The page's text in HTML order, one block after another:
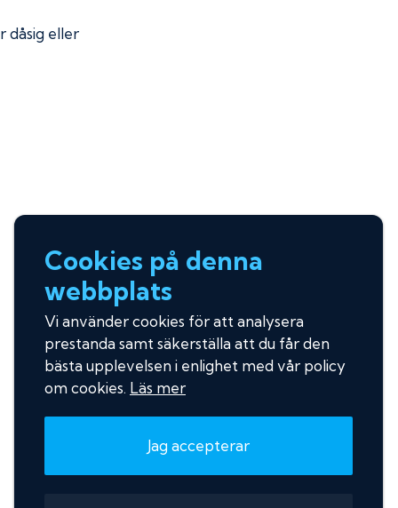
dåsig eller
Cookies på denna
webbplats
Vi använder cookies för att analysera
prestanda samt säkerställa att du får den
bästa upplevelsen i enlighet med vår policy
om cookies. Läs mer
Jag accepterar